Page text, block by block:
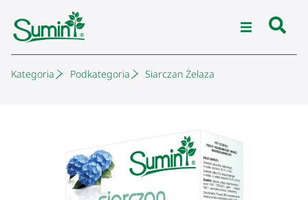
Kategoria Podkategoria Siarczan Żelaza